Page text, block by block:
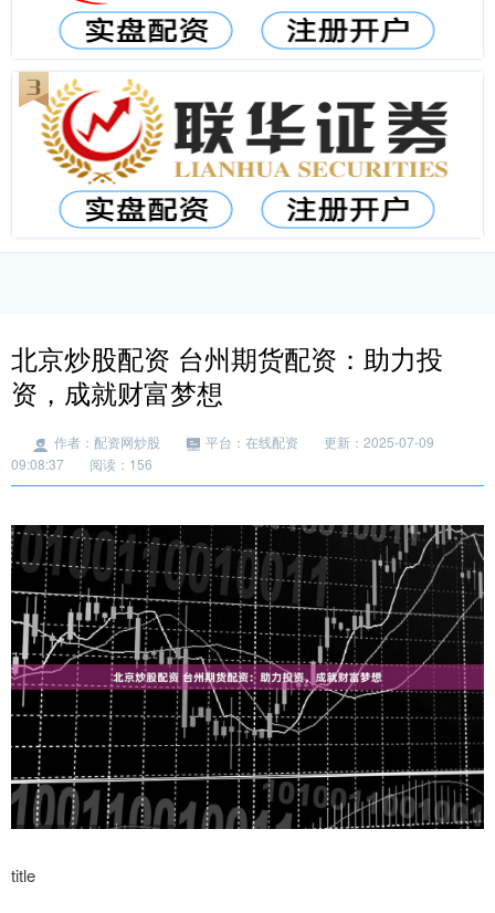
北京炒股配资 台州期货配资：助力投
资，成就财富梦想
作者：配资网炒股 平台：在线配资
更新：2025-07-09
09:08:37
阅读：156
title